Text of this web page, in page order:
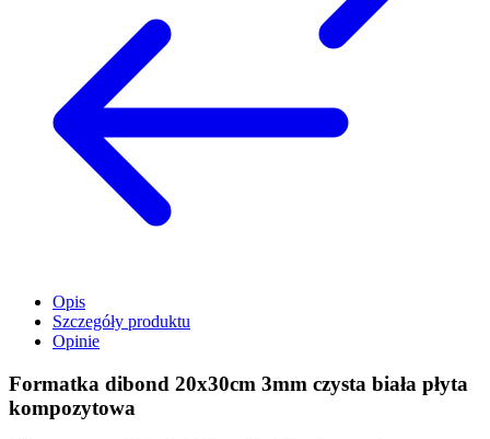
Opis
Szczegóły produktu
Opinie
Formatka dibond 20x30cm 3mm czysta biała płyta
kompozytowa